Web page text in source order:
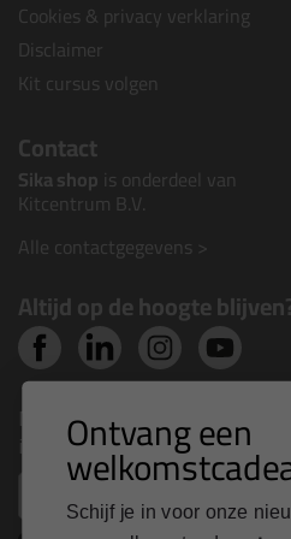
Cookies & privacy verklaring
Disclaimer
Kit cursus volgen
Contact
Sika shop is onderdeel van
Kitcentrum B.V.
Alle contactgegevens >
Altijd op de hoogte
Nieuws, tips en exclusieve
inbox Ontvang een
Schijf je in voor onze